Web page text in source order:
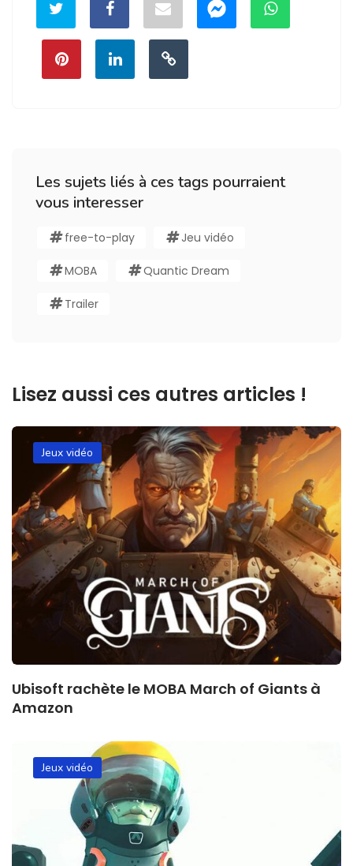
Les sujets liés à ces tags pourraient
vous interesser
free-to-play Jeu vidéo
MOBA Quantic Dream
Trailer
Lisez aussi ces autres articles !
Jeux vidéo
Ubisoft rachète le MOBA March of Giants à
Amazon
Jeux vidéo